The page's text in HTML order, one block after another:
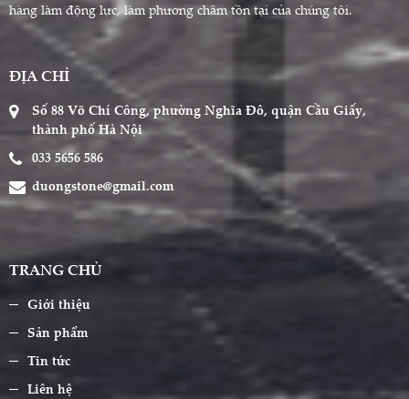
hàng làm động lực, làm phương châm tồn tại của chúng tôi.
ĐỊA CHỈ
Số 88 Võ Chí Công, phường Nghĩa Đô, quận Cầu Giấy,
thành phố Hà Nội
033 5656 586
duongstone@gmail.com
TRANG CHỦ
Giới thiệu
Sản phẩm
Tin tức
Liên hệ